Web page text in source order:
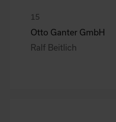
Otto Ganter GmbH
Ralf Beitlich